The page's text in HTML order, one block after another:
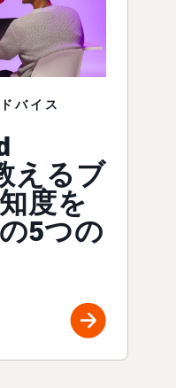
バイス
えるブ
度を
5つの